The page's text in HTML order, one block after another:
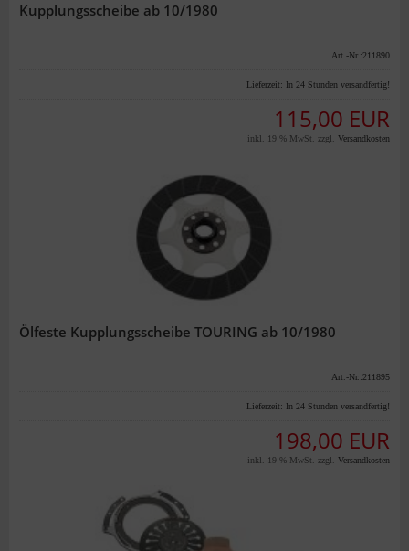
Kupplungsscheibe ab 10/1980
Art.-Nr.:211890
Lieferzeit: In 24 Stunden versandfertig!
115,00 EUR
inkl. 19 % MwSt. zzgl. Versandkosten
Ölfeste Kupplungsscheibe TOURING ab 10/1980
Art.-Nr.:211895
Lieferzeit: In 24 Stunden versandfertig!
198,00 EUR
inkl. 19 % MwSt. zzgl. Versandkosten